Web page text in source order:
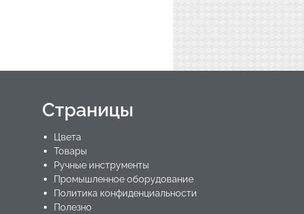
Страницы
Цвета
Товары
Ручные инструменты
Промышленное оборудование
Политика конфиденциальности
Полезно